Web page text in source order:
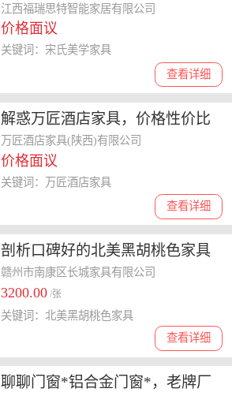
你选到心仪产品
江西福瑞思特智能家居有限公司
价格面议
查看详细
关键词：宋氏美学家具
解惑万匠酒店家具，价格性价比
高吗及防水靠不靠谱
万匠酒店家具(陕西)有限公司
价格面议
查看详细
关键词：万匠酒店家具
剖析口碑好的北美黑胡桃色家具
选购要点，怎么选择适合的？
赣州市南康区长城家具有限公司
3200.00 /张
查看详细
关键词：北美黑胡桃色家具
聊聊门窗*铝合金门窗*，老牌厂